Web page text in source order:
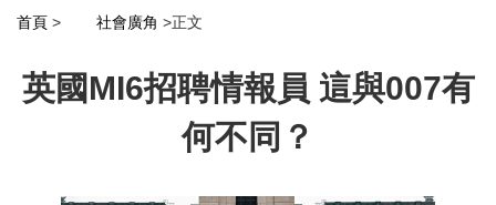
首頁 > 社會廣角 >正文
英國MI6招聘情報員 這與007有
何不同？